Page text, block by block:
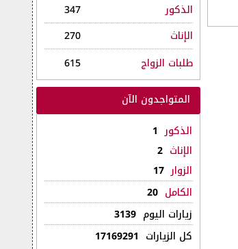
الذكور
347
الإناث
270
طلبات الزواج
615
المتواجدون الآن
الذكور 1
الإناث 2
الزوار 17
الكامل 20
زيارات اليوم3139
كل الزيارات 17169291